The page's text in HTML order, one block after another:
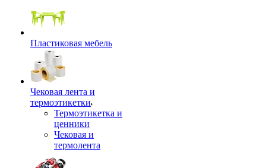
Пластиковая мебель
Чековая лента и
термоэтикетки
Термоэтикетка и
ценники
Чековая и
термолента